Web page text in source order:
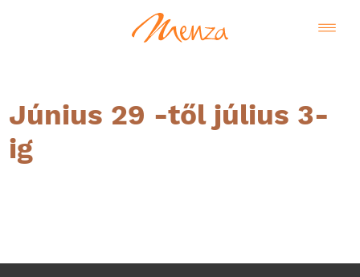
Június 29 -től július 3-
ig